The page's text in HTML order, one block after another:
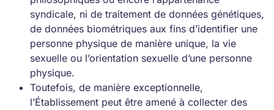
syndicale, ni de traitement de données génétiques,
de données biométriques aux fins d’identifier une
personne physique de manière unique, la vie
sexuelle ou l’orientation sexuelle d’une personne
physique.
Toutefois, de manière exceptionnelle,
l’Établissement peut être amené à collecter des